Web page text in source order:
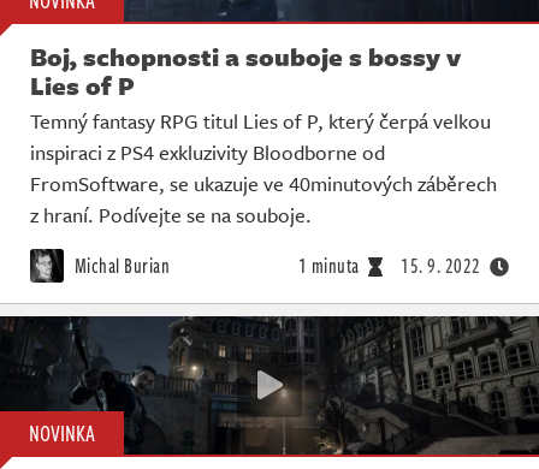
Boj, schopnosti a souboje s bossy v
Lies of P
Temný fantasy RPG titul Lies of P, který čerpá velkou
inspiraci z PS4 exkluzivity Bloodborne od
FromSoftware, se ukazuje ve 40minutových záběrech
z hraní. Podívejte se na souboje.
Michal Burian 1 minuta 15. 9. 2022
NOVINKA